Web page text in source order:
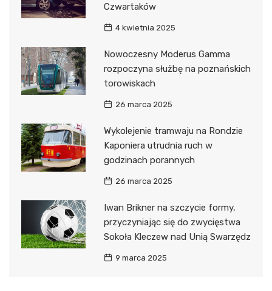
Czwartaków
4 kwietnia 2025
Nowoczesny Moderus Gamma
rozpoczyna służbę na poznańskich
torowiskach
26 marca 2025
Wykolejenie tramwaju na Rondzie
Kaponiera utrudnia ruch w
godzinach porannych
26 marca 2025
Iwan Brikner na szczycie formy,
przyczyniając się do zwycięstwa
Sokoła Kleczew nad Unią Swarzędz
9 marca 2025